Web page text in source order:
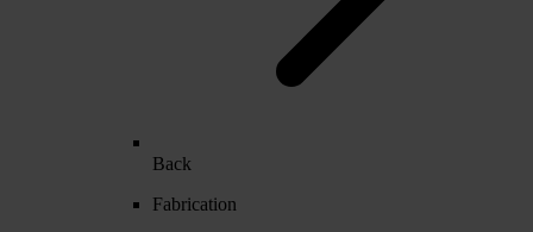
Back
Fabrication